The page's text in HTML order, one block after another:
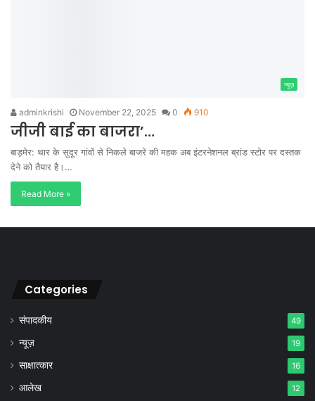
न्यूज़
adminkrishi November 22, 2025 0 910
जीजी बाई का बाजरा’…
बाड़मेर: थार के सुदूर गांवों से निकले बाजरे की महक अब इंटरनेशनल ब्रांड स्टोर पर दस्तक
देने को तैयार है।…
Read More »
Categories
संपादकीय 49
न्यूज़ 19
साक्षात्कार 16
आलेख 12